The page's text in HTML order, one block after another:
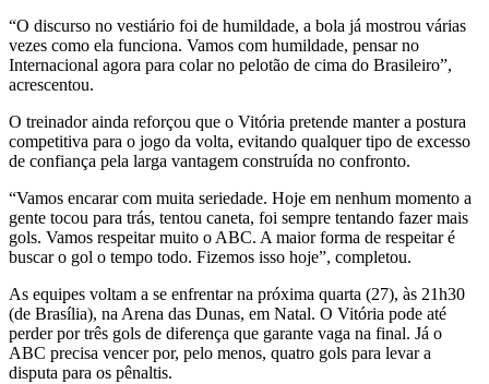
“O discurso no vestiário foi de humildade, a bola já mostrou várias
vezes como ela funciona. Vamos com humildade, pensar no
Internacional agora para colar no pelotão de cima do Brasileiro”,
acrescentou.
O treinador ainda reforçou que o Vitória pretende manter a postura
competitiva para o jogo da volta, evitando qualquer tipo de excesso
de confiança pela larga vantagem construída no confronto.
“Vamos encarar com muita seriedade. Hoje em nenhum momento a
gente tocou para trás, tentou caneta, foi sempre tentando fazer mais
gols. Vamos respeitar muito o ABC. A maior forma de respeitar é
buscar o gol o tempo todo. Fizemos isso hoje”, completou.
As equipes voltam a se enfrentar na próxima quarta (27), às 21h30
(de Brasília), na Arena das Dunas, em Natal. O Vitória pode até
perder por três gols de diferença que garante vaga na final. Já o
ABC precisa vencer por, pelo menos, quatro gols para levar a
disputa para os pênaltis.